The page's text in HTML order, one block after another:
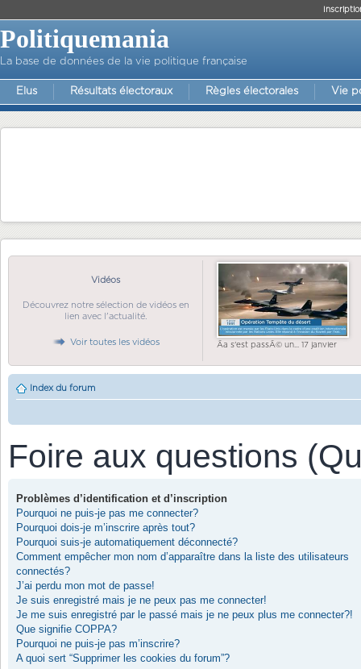
Politiquemania
La base de données de la vie politique française
Elus Résultats électoraux Règles électorales Vie
Vidéos
Découvrez notre sélection de vidéos en
lien avec l'actualité.
Voir toutes les vidéos Ãa s'est passÃ© un... 17 janvier
Index du forum
Foire aux questions
Problèmes d’identification et d’inscription
Pourquoi ne puis-je pas me connecter?
Pourquoi dois-je m’inscrire après tout?
Pourquoi suis-je automatiquement déconnecté?
Comment empêcher mon nom d’apparaître dans la liste des utilisateurs
connectés?
J’ai perdu mon mot de passe!
Je suis enregistré mais je ne peux pas me connecter!
Je me suis enregistré par le passé mais je ne peux plus me connecter?!
Que signifie COPPA?
Pourquoi ne puis-je pas m’inscrire?
A quoi sert “Supprimer les cookies du forum”?